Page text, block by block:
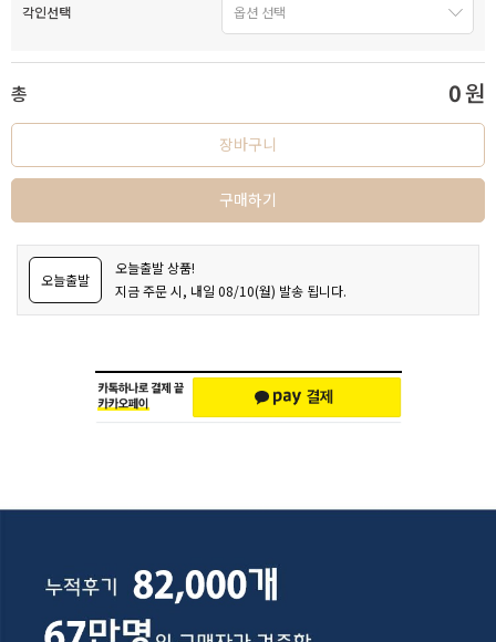
각인선택
총 0원
장바구니
구매하기
오늘출발
오늘출발 상품!
지금 주문 시, 내일 08/10(월) 발송 됩니다.